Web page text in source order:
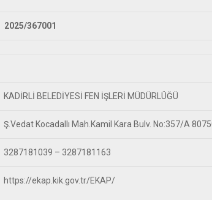
2025/367001
KADİRLİ BELEDİYESİ FEN İŞLERİ MÜDÜRLÜĞÜ
Ş.Vedat Kocadallı Mah.Kamil Kara Bulv. No:357/A
3287181039 – 3287181163
https://ekap.kik.gov.tr/EKAP/